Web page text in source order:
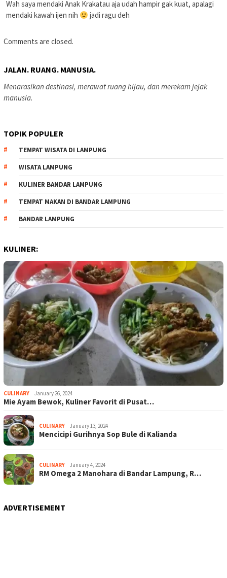
Wah saya mendaki Anak Krakatau aja udah hampir gak kuat, apalagi
mendaki kawah ijen nih
jadi ragu deh
Comments are closed.
JALAN. RUANG. MANUSIA.
Menarasikan destinasi, merawat ruang hijau, dan merekam jejak
manusia.
TOPIK POPULER
TEMPAT WISATA DI LAMPUNG
WISATA LAMPUNG
KULINER BANDAR LAMPUNG
TEMPAT MAKAN DI BANDAR LAMPUNG
BANDAR LAMPUNG
KULINER:
CULINARY January 26, 2024
Mie Ayam Bewok, Kuliner Favorit di Pusat…
CULINARY January 13, 2024
Mencicipi Gurihnya Sop Bule di Kalianda
CULINARY January 4, 2024
RM Omega 2 Manohara di Bandar Lampung, R…
ADVERTISEMENT